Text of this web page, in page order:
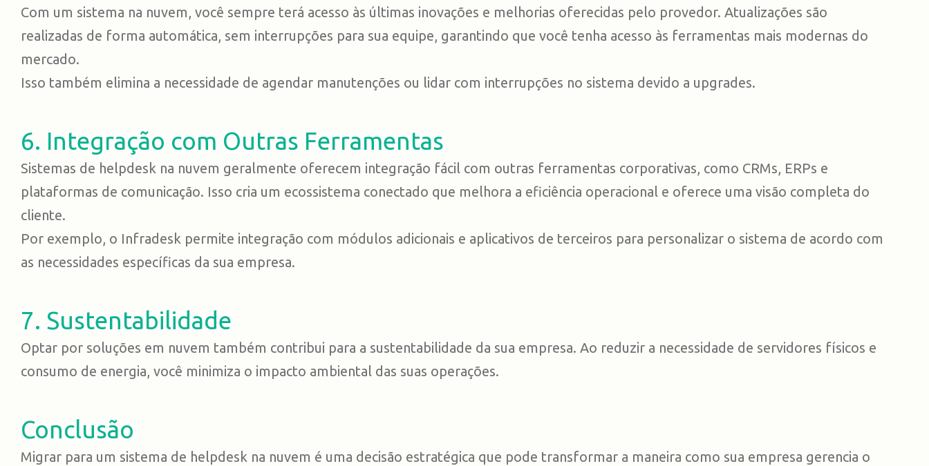
Com um sistema na nuvem, você sempre terá acesso às últimas inovações e melhorias oferecidas pelo provedor. Atualizações são
realizadas de forma automática, sem interrupções para sua equipe, garantindo que você tenha acesso às ferramentas mais modernas do
mercado.
Isso também elimina a necessidade de agendar manutenções ou lidar com interrupções no sistema devido a upgrades.
6. Integração com Outras Ferramentas
Sistemas de helpdesk na nuvem geralmente oferecem integração fácil com outras ferramentas corporativas, como CRMs, ERPs e
plataformas de comunicação. Isso cria um ecossistema conectado que melhora a eficiência operacional e oferece uma visão completa do
cliente.
Por exemplo, o Infradesk permite integração com módulos adicionais e aplicativos de terceiros para personalizar o sistema de acordo com
as necessidades específicas da sua empresa.
7. Sustentabilidade
Optar por soluções em nuvem também contribui para a sustentabilidade da sua empresa. Ao reduzir a necessidade de servidores físicos e
consumo de energia, você minimiza o impacto ambiental das suas operações.
Conclusão
Migrar para um sistema de helpdesk na nuvem é uma decisão estratégica que pode transformar a maneira como sua empresa gerencia o